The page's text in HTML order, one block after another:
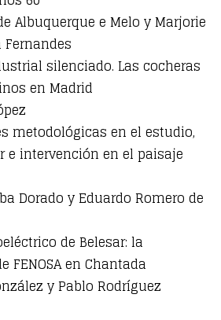
Albuquerque e Melo y Marjorie
silenciado. Las cocheras
en Madrid
metodológicas en el estudio,
e intervención en el paisaje
Dorado y Eduardo Romero de
de Belesar: la
FENOSA en Chantada
y Pablo Rodríguez